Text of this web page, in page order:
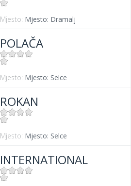
Mjesto: Mjesto: Dramalj
POLAČA
Mjesto: Mjesto: Selce
ROKAN
Mjesto: Mjesto: Selce
INTERNATIONAL